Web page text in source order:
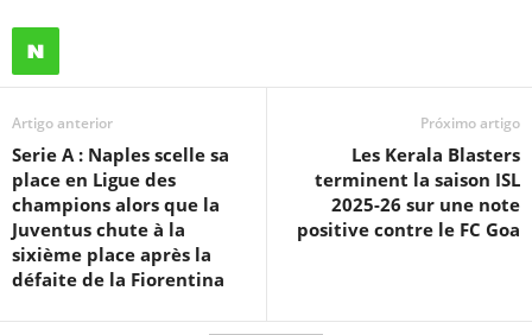
Artigo anterior
Serie A : Naples scelle sa
place en Ligue des
champions alors que la
Juventus chute à la
sixième place après la
défaite de la Fiorentina
Próximo artigo
Les Kerala Blasters
terminent la saison ISL
2025-26 sur une note
positive contre le FC Goa